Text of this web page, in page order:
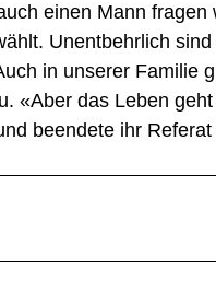
einen Mann
Unentbehrlich
in unserer Familie
«Aber das Leben
beendete ihr